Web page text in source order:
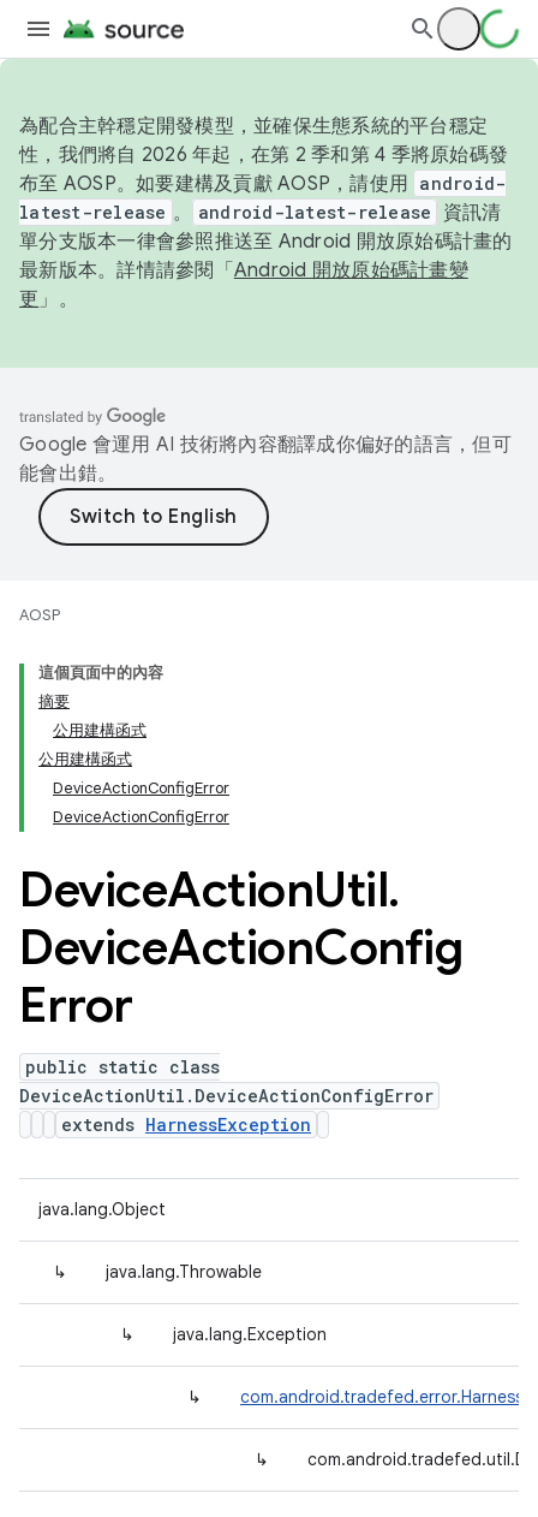
為配合主幹穩定開發模型，並確保生態系統的平台穩定
性，我們將自 2026 年起，在第 2 季和第 4 季將原始碼發
布至 AOSP。如要建構及貢獻 AOSP，請使用 android-
latest-release 。 android-latest-release
資訊清
單分支版本一律會參照推送至 Android 開放原始碼計畫的
最新版本。詳情請參閱「 Android 開放原始碼計畫變
更 」。
Google 會運用 AI 技術將內容翻譯成你偏好的語言，但可
能會出錯。
AOSP
這個頁面中的內容
摘要
公用建構函式
公用建構函式
DeviceActionConfigError
DeviceActionConfigError
DeviceActionUtil.
DeviceActionConfig
Error
public static class
DeviceActionUtil.DeviceActionConfigError
extends HarnessException
java.lang.Object
↳ java.lang.Throwable
↳ java.lang.Exception
↳
↳